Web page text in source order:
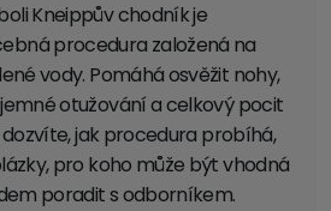
Kneippův chodník je
procedura založená na
vody. Pomáhá osvěžit nohy,
otužování a celkový pocit
dozvíte, jak procedura probíhá,
pro koho může být vhodná
poradit s odborníkem.